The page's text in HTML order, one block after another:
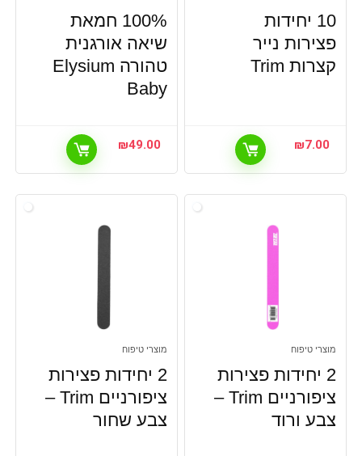
10 יחידות
פצירות נייר
קצרות Trim
₪7.00
100% חמאת
שיאה אורגנית
טהורה Elysium
Baby
₪49.00
מוצרי טיפוח
2 יחידות פצירות
ציפורניים Trim –
צבע ורוד
מוצרי טיפוח
2 יחידות פצירות
ציפורניים Trim –
צבע שחור